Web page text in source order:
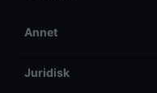
Annet
Juridisk